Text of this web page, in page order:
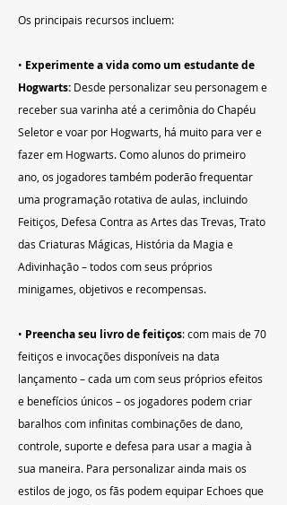
Os principais recursos incluem:
• Experimente a vida como um estudante de
Hogwarts: Desde personalizar seu personagem e
receber sua varinha até a cerimônia do Chapéu
Seletor e voar por Hogwarts, há muito para ver e
fazer em Hogwarts. Como alunos do primeiro
ano, os jogadores também poderão frequentar
uma programação rotativa de aulas, incluindo
Feitiços, Defesa Contra as Artes das Trevas, Trato
das Criaturas Mágicas, História da Magia e
Adivinhação – todos com seus próprios
minigames, objetivos e recompensas.
• Preencha seu livro de feitiços: com mais de 70
feitiços e invocações disponíveis na data
lançamento – cada um com seus próprios efeitos
e benefícios únicos – os jogadores podem criar
baralhos com infinitas combinações de dano,
controle, suporte e defesa para usar a magia à
sua maneira. Para personalizar ainda mais os
estilos de jogo, os fãs podem equipar Echoes que